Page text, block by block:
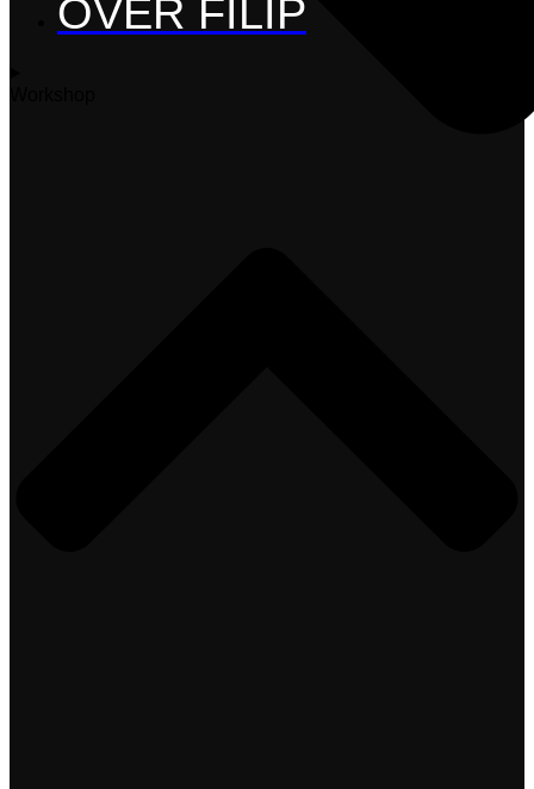
OVER FILIP